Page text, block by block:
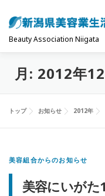
ン
Beauty Association Niigata
トップ 組合につ
月: 2012年
トップ お知らせ 2012年
美容組合からのお知らせ
美容にいがた